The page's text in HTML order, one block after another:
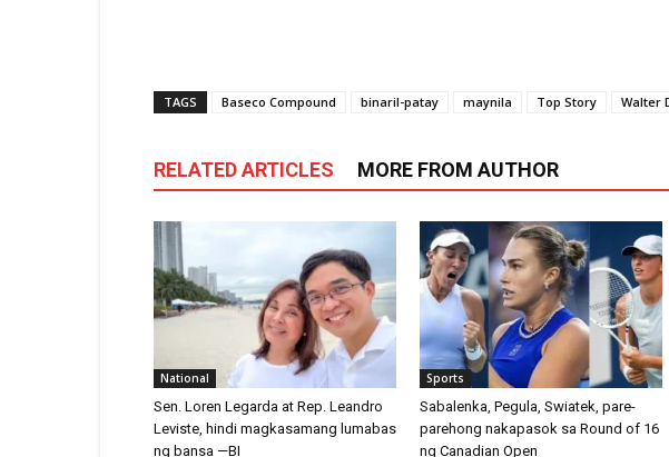
TAGS Baseco Compound binaril-patay maynila Top Story Walter
RELATED ARTICLES MORE FROM AUTHOR
National
Sen. Loren Legarda at Rep. Leandro
Leviste, hindi magkasamang lumabas
ng bansa —BI
Sports
Sabalenka, Pegula, Swiatek, pare-
parehong nakapasok sa Round of 16
ng Canadian Open